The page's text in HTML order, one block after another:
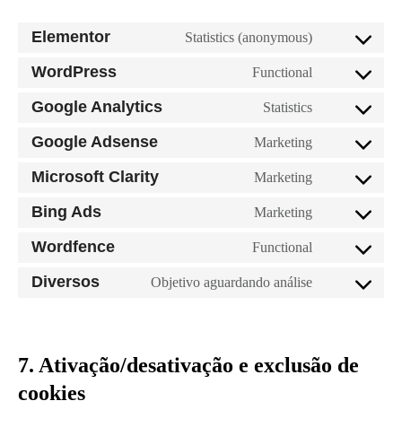
Elementor Statistics (anonymous)
WordPress Functional
Google Analytics Statistics
Google Adsense Marketing
Microsoft Clarity Marketing
Bing Ads Marketing
Wordfence Functional
Diversos Objetivo aguardando análise
7. Ativação/desativação e exclusão de
cookies